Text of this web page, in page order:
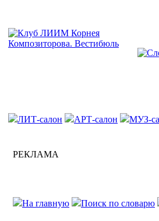
ЛИТ-салон АРТ-салон МУЗ-
РЕКЛАМА
На главную Поиск по словарю